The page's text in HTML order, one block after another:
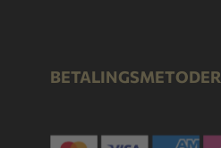
BETALINGSMETODER